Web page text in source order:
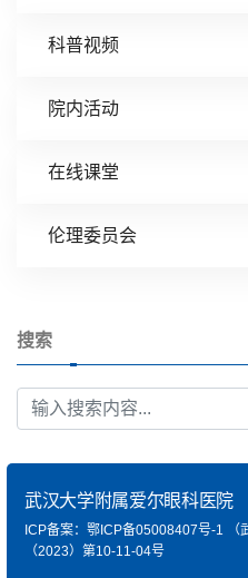
科普视频
院内活动
在线课堂
伦理委员会
搜索
武汉大学附属爱尔眼科医院
ICP备案：鄂ICP备05008407号-1 （
（2023）第10-11-04号